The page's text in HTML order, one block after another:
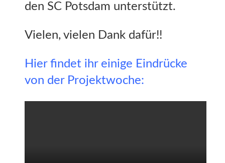
den SC Potsdam unterstützt.
Vielen, vielen Dank dafür!!
Hier findet ihr einige Eindrücke
von der Projektwoche: